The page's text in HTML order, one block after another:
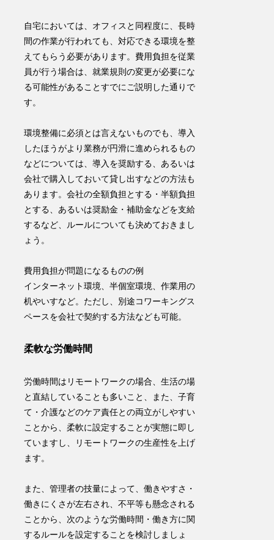
自宅においては、オフィスと同程度に、長時
間の作業が行われても、対応できる環境を整
えてもらう必要があります。費用負担を従業
員が行う場合は、就業規則の変更が必要にな
る可能性があることすでにご説明した通りで
す。
環境整備に必須とは言えないものでも、導入
したほうがより業務が円滑に進められるもの
などについては、導入を奨励する、あるいは
会社で購入しておいて貸し出すなどの方法も
あります。会社の全額負担とする・半額負担
とする、あるいは奨励金・補助金などを支給
するなど、ルールについても決めておきまし
ょう 。
費用負担が問題になるものの例
インターネット環境、半個室環境、作業用の
机やいすなど。ただし、別途コワーキングス
ペースを会社で契約する方法なども可能。
柔軟な労働時間
労働時間はリモートワークの場合、生活の場
と直結していることも多いこと、また、子育
て・介護などのケア責任との両立がしやすい
ことから、柔軟に設定することが実態に即し
ていますし、リモートワークの生産性を上げ
ます。
また、管理者の技量によって、働きやすさ・
働きにくさが左右され、不平等も懸念される
ことから、次のような労働時間・働き方に関
するルールを設定することを検討しましょ